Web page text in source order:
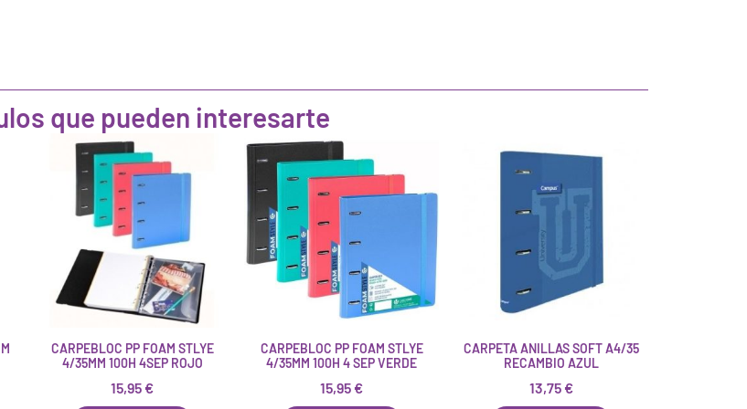
que pueden interesarte
CARPEBLOC PP FOAM STLYE
4/35MM 100H 4SEP ROJO
15,95 €
CARPEBLOC PP FOAM STLYE
4/35MM 100H 4 SEP VERDE
15,95 €
CARPETA ANILLAS SOFT A4/35
RECAMBIO AZUL
13,75 €